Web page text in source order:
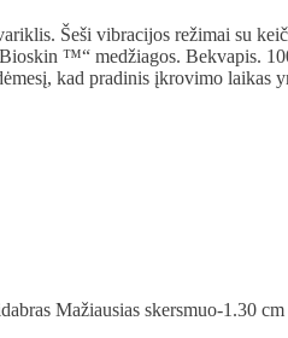
Šeši vibracijos režimai su
™“ medžiagos. Bekvapis.
kad pradinis įkrovimo laikas
Mažiausias skersmuo-1.30